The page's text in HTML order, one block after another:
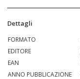
Dettagli
FORMATO
EDITORE
EAN
ANNO PUBBLICAZIONE